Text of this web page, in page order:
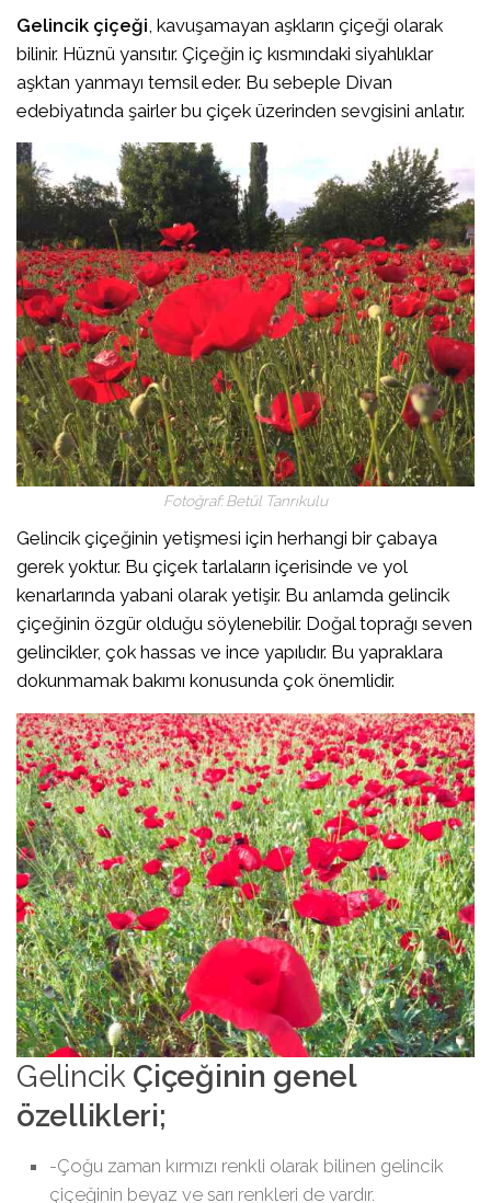
Gelincik çiçeği , kavuşamayan aşkların çiçeği olarak
bilinir. Hüznü yansıtır. Çiçeğin iç kısmındaki siyahlıklar
aşktan yanmayı temsil eder. Bu sebeple Divan
edebiyatında şairler bu çiçek üzerinden sevgisini anlatır.
Fotoğraf: Betül Tanrıkulu
Gelincik çiçeğinin yetişmesi için herhangi bir çabaya
gerek yoktur. Bu çiçek tarlaların içerisinde ve yol
kenarlarında yabani olarak yetişir. Bu anlamda gelincik
çiçeğinin özgür olduğu söylenebilir. Doğal toprağı seven
gelincikler, çok hassas ve ince yapılıdır. Bu yapraklara
dokunmamak bakımı konusunda çok önemlidir.
Gelincik Çiçeğinin genel
özellikleri;
-Çoğu zaman kırmızı renkli olarak bilinen gelincik
çiçeğinin beyaz ve sarı renkleri de vardır.